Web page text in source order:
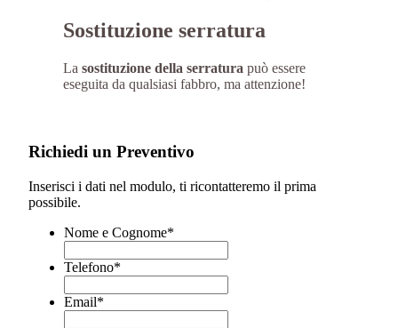
Sostituzione serratura
La sostituzione della serratura può essere
eseguita da qualsiasi fabbro, ma attenzione!
Richiedi un Preventivo
Inserisci i dati nel modulo, ti ricontatteremo il prima
possibile.
Nome e Cognome*
Telefono*
Email*